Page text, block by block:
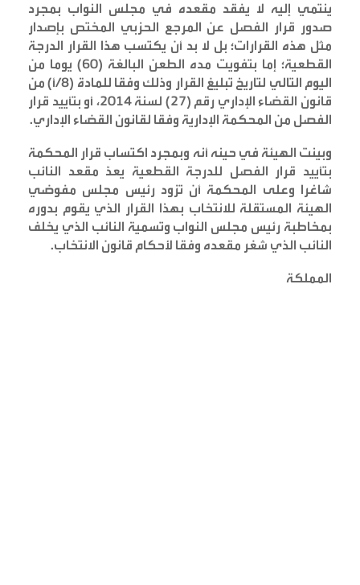
ينتمي إليه لا يفقد مقعده في مجلس النواب بمجرد
صدور قرار الفصل عن المرجع الحزبي المختص بإصدار
مثل هذه القرارات؛ بل لا بد أن يكتسب هذا القرار الدرجة
القطعية؛ إما بتفويت مده الطعن البالغة (60) يوما من
اليوم التالي لتاريخ تبليغ القرار وذلك وفقا للمادة (8/أ) من
قانون القضاء الإداري رقم (27) لسنة 2014، أو بتأييد قرار
الفصل من المحكمة الإدارية وفقا لقانون القضاء الإداري.
وبينت الهيئة في حينه أنه وبمجرد اكتساب قرار المحكمة
بتأييد قرار الفصل للدرجة القطعية يعدّ مقعد النائب
شاغرا وعلى المحكمة أن تزود رئيس مجلس مفوضي
الهيئة المستقلة للانتخاب بهذا القرار الذي يقوم بدوره
بمخاطبة رئيس مجلس النواب وتسمية النائب الذي يخلف
النائب الذي شغر مقعده وفقا لأحكام قانون الانتخاب.
المملكة